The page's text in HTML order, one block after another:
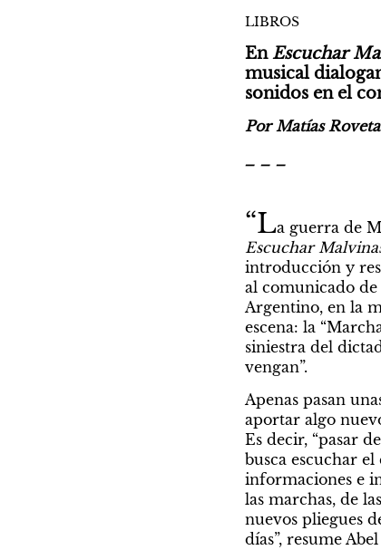
LIBROS
En Escuchar
musical
sonidos en el
Por Matías Roveta
“L
Escuchar
introducción y
al comunicado de
Argentino, en la
escena: la
siniestra del
vengan”.
Apenas pasan
aportar algo
Es decir, “pasar
busca escuchar
informaciones e
las marchas, de
nuevos pliegues
días”, resume